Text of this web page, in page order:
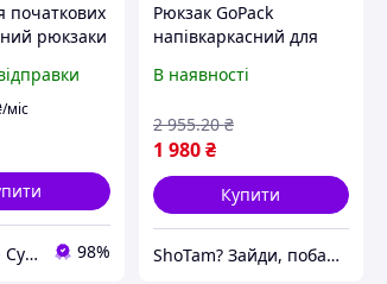
початкових
рюкзаки
/міс
Pull Store - Cумки, рюкзаки, шапки та інші аксесуари 98%
Рюкзак GoPack
напівкаркасний для
рюкзак для початкових
олівцями
В наявності
1 980₴
2 955.20 ₴
Купити
ShoTam? Зайди, побачиш сам!